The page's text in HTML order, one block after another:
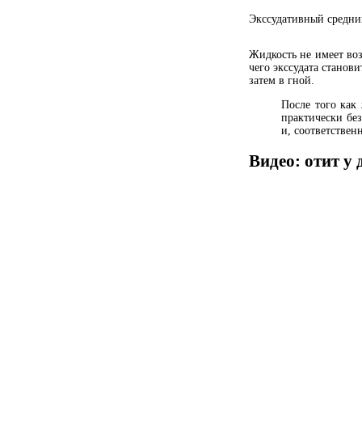
Экссудативный
Жидкость не имеет
чего экссудата
затем в гной.
После того как
практически
и,
Видео: отит у